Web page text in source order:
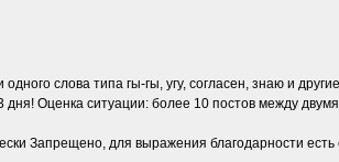
слова типа гы-гы, угу, согласен, знаю и
Оценка ситуации: более 10 постов между
Запрещено, для выражения благодарности